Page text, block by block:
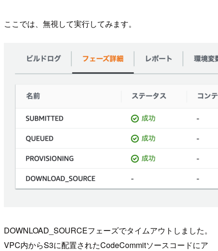
ここでは、無視して実行してみます。
DOWNLOAD_SOURCEフェーズでタイムアウトしました。
VPC内からS3に配置されたCodeCommitソースコードにア